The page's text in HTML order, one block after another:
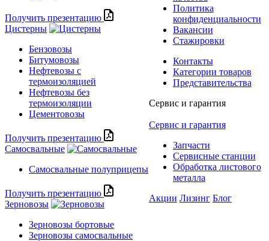
Получить презентацию
Цистерны
Бензовозы
Битумовозы
Нефтевозы с
термоизоляцией
Нефтевозы без
термоизоляции
Цементовозы
Получить презентацию
Самосвальные
Самосвальные полуприцепы
Получить презентацию
Зерновозы
Зерновозы бортовые
Зерновозы самосвальные
Политика
конфиденциальности
Вакансии
Стажировки
Контакты
Категории товаров
Представительства
Сервис и гарантия
Сервис и гарантия
Запчасти
Сервисные станции
Обработка листового
металла
Акции Лизинг Блог